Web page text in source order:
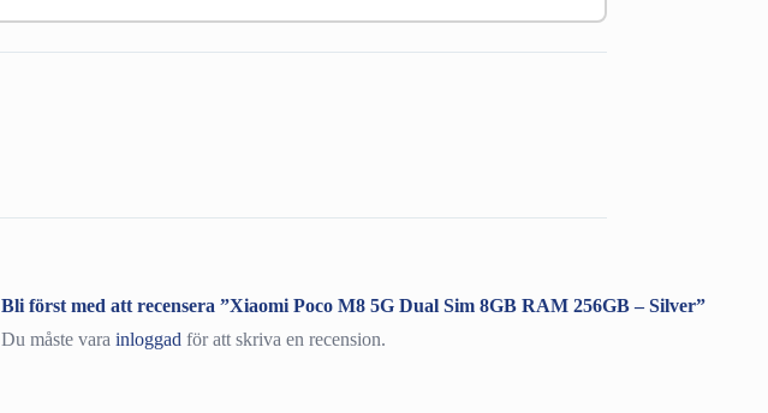
Bli först med att recensera ”Xiaomi Poco M8 5G Dual Sim 8GB RAM 256GB – Silver”
Du måste vara inloggadför att skriva en recension.